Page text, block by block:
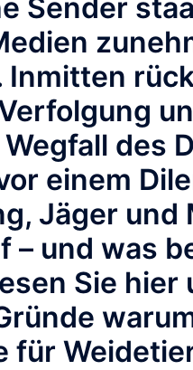
Sender
Inmitten
des
einem
Jäger
– und was
Sie
für